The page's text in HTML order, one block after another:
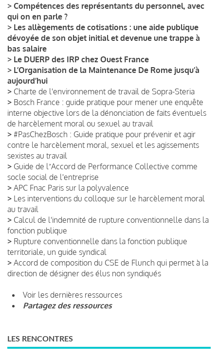
> Compétences des représentants du personnel, avec
qui on en parle ?
> Les allègements de cotisations : une aide publique
dévoyée de son objet initial et devenue une trappe à
bas salaire
> Le DUERP des IRP chez Ouest France
> L’Organisation de la Maintenance De Rome jusqu’à
aujourd’hui
> Charte de l'environnement de travail de Sopra-Steria
> Bosch France : guide pratique pour mener une enquête
interne objective lors de la dénonciation de faits éventuels
de harcèlement moral ou sexuel au travail
> #PasChezBosch : Guide pratique pour prévenir et agir
contre le harcèlement moral, sexuel et les agissements
sexistes au travail
> Guide de lʼAccord de Performance Collective comme
socle social de l'entreprise
> APC Fnac Paris sur la polyvalence
> Les interventions du colloque sur le harcèlement moral
au travail
> Calcul de l'indemnité de rupture conventionnelle dans la
fonction publique
> Rupture conventionnelle dans la fonction publique
territoriale, un guide syndical
> Accord de composition du CSE de Flunch qui permet à la
direction de désigner des élus non syndiqués
Voir les dernières ressources
Partagez des ressources
LES RENCONTRES